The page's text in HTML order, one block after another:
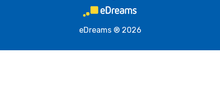
eDreams ® 2026